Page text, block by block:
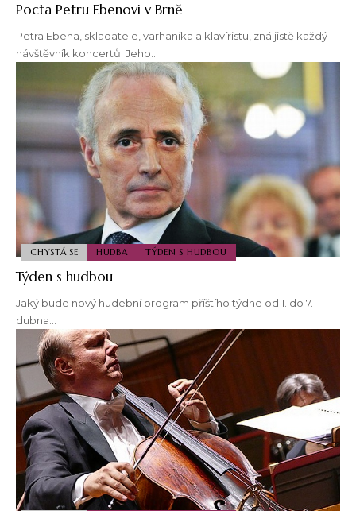
Pocta Petru Ebenovi v Brně
Petra Ebena, skladatele, varhaníka a klavíristu, zná jistě každý
návštěvník koncertů. Jeho…
CHYSTÁ SE HUDBA TÝDEN S HUDBOU
Týden s hudbou
Jaký bude nový hudební program příštího týdne od 1. do 7.
dubna…